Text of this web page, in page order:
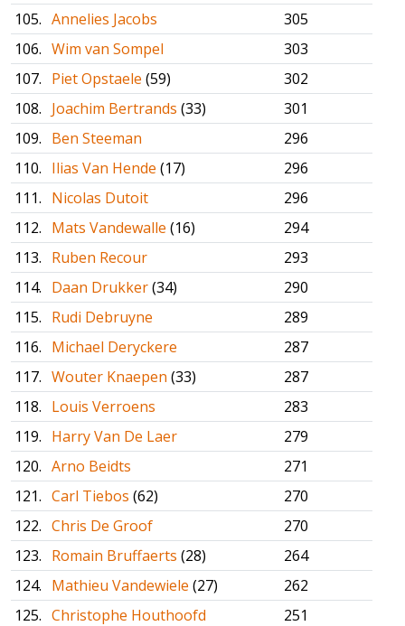
105. Annelies Jacobs
305
106. Wim van Sompel
303
107. Piet Opstaele (59)
302
108. Joachim Bertrands (33)
301
109. Ben Steeman
296
110. Ilias Van Hende (17)
296
111. Nicolas Dutoit
296
112. Mats Vandewalle (16)
294
113. Ruben Recour
293
114. Daan Drukker(34)
290
115. Rudi Debruyne
289
116. Michael Deryckere
287
117. Wouter Knaepen (33)
287
118. Louis Verroens
283
119. Harry Van De Laer
279
120. Arno Beidts
271
121. Carl Tiebos (62)
270
122. Chris De Groof
270
123. Romain Bruffaerts (28)
264
124. Mathieu Vandewiele (27)
262
125. Christophe Houthoofd
251